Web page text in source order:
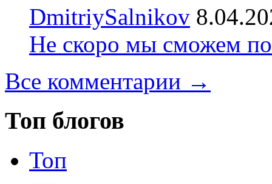
DmitriySalnikov
Не скоро мы сможем
Все комментарии →
Топ блогов
Топ